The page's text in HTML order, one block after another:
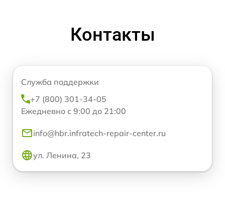
Контакты
Служба поддержки
+7 (800) 301-34-05
Ежедневно с 9:00 до 21:00
info@hbr.infratech-repair-center.ru
ул. Ленина, 23